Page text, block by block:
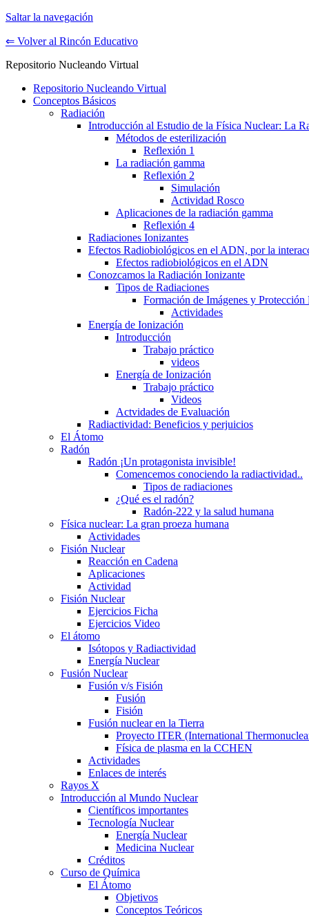
Saltar la navegación
⇐ Volver al Rincón Educativo
Repositorio Nucleando Virtual
Repositorio Nucleando Virtual
Conceptos Básicos
Radiación
Introducción al Estudio de la Física Nuclear: La
Métodos de esterilización
Reflexión 1
La radiación gamma
Reflexión 2
Simulación
Actividad Rosco
Aplicaciones de la radiación gamma
Reflexión 4
Radiaciones Ionizantes
Efectos Radiobiológicos en el ADN, por la
Efectos radiobiológicos en el ADN
Conozcamos la Radiación Ionizante
Tipos de Radiaciones
Formación de Imágenes y Protección
Actividades
Energía de Ionización
Introducción
Trabajo práctico
videos
Energía de Ionización
Trabajo práctico
Videos
Actvidades de Evaluación
Radiactividad: Beneficios y perjuicios
El Átomo
Radón
Radón ¡Un protagonista invisible!
Comencemos conociendo la radiactividad..
Tipos de radiaciones
¿Qué es el radón?
Radón-222 y la salud humana
Física nuclear: La gran proeza humana
Actividades
Fisión Nuclear
Reacción en Cadena
Aplicaciones
Actividad
Fisión Nuclear
Ejercicios Ficha
Ejercicios Video
El átomo
Isótopos y Radiactividad
Energía Nuclear
Fusión Nuclear
Fusión v/s Fisión
Fusión
Fisión
Fusión nuclear en la Tierra
Proyecto ITER (International
Física de plasma en la CCHEN
Actividades
Enlaces de interés
Rayos X
Introducción al Mundo Nuclear
Científicos importantes
Tecnología Nuclear
Energía Nuclear
Medicina Nuclear
Créditos
Curso de Química
El Átomo
Objetivos
Conceptos Teóricos